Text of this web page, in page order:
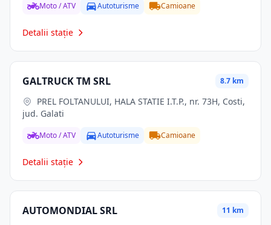
Moto / ATV Autoturisme Camioane
Detalii stație
GALTRUCK TM SRL 8.7 km
jud. Galati
Moto / ATV Autoturisme Camioane
Detalii stație
AUTOMONDIAL SRL 11 km